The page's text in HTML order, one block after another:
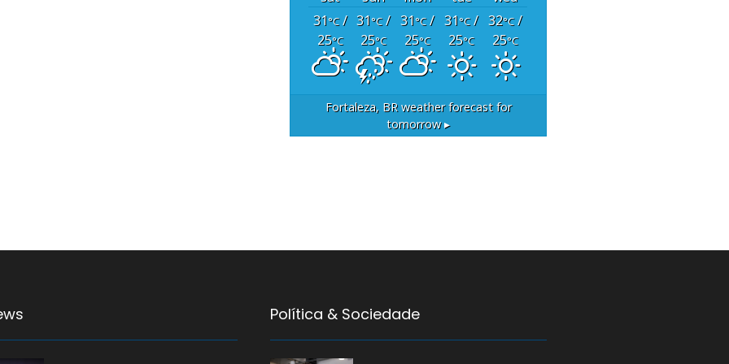
31°C/
25°C
31°C/
25°C
31°C/
25°C
31°C/
25°C
32°C/
25°C
Fortaleza, BRweather forecast for
tomorrow ▸
Política & Sociedade